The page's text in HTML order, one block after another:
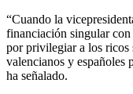
“Cuando la
financiación singular con
por privilegiar a los ricos
valencianos y españoles
ha señalado.